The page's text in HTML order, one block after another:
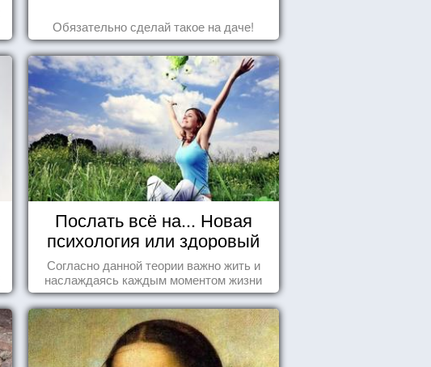
Обязательно сделай такое на даче!
Послать всё на... Новая
психология или здоровый
пофигизм.
Согласно данной теории важно жить и
наслаждаясь каждым моментом жизни
осознанно и с удовольствием. Как это,
попробуем разобраться на реальных
примерах.